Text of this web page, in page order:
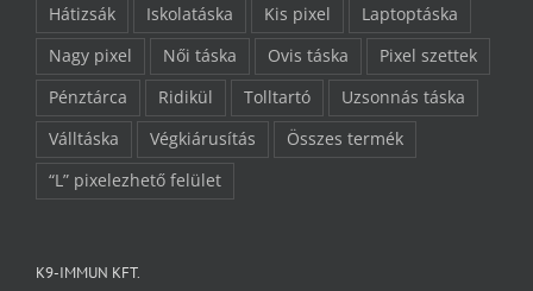
Hátizsák
Iskolatáska Kis pixel
Laptoptáska
Nagy pixel
Női táska Ovis táska
Pixel szettek
Pénztárca
Ridikül Tolltartó
Uzsonnás táska
Válltáska
Végkiárusítás
Összes termék
“L” pixelezhető felület
K9-IMMUN KFT.